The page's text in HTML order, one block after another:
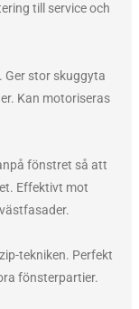
till service och
Ger stor skuggyta
Kan motoriseras
fönstret så att
Effektivt mot
tekniken. Perfekt
fönsterpartier.